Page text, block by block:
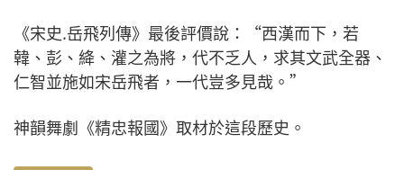
《宋史.岳飛列傳》最後評價說：“西漢而下，若
韓、彭、絳、灌之為將，代不乏人，求其文武全器、
仁智並施如宋岳飛者，一代豈多見哉。”
神韻舞劇《精忠報國》取材於這段歷史。